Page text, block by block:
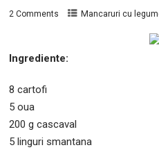
2 Comments Mancaruri cu
Ingrediente:
8 cartofi
5 oua
200 g cascaval
5 linguri smantana